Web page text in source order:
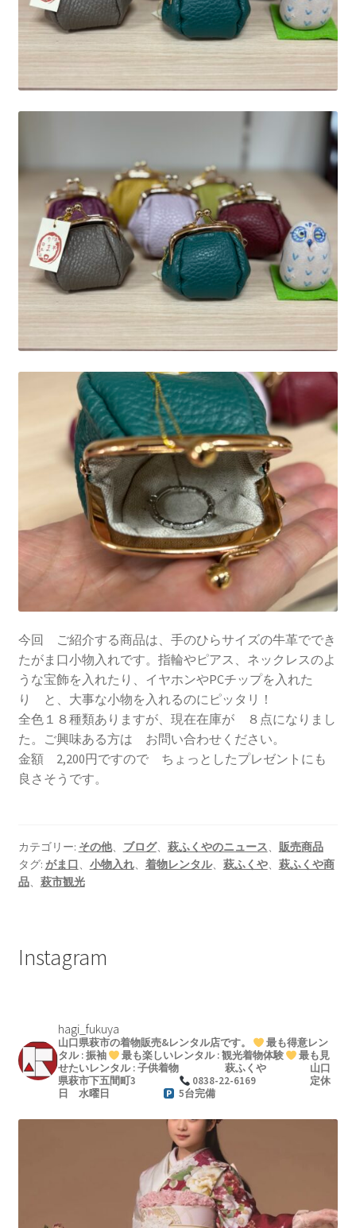
今回 ご紹介する商品は、手のひらサイズの牛革ででき
たがま口小物入れです。指輪やピアス、ネックレスのよ
うな宝飾を入れたり、イヤホンやPCチップを入れた
り と、大事な小物を入れるのにピッタリ！
全色１８種類ありますが、現在在庫が ８点になりまし
た。ご興味ある方は お問い合わせください。
金額 2,200円ですので ちょっとしたプレゼントにも
良さそうです。
カテゴリー: その他、 ブログ、 萩ふくやのニュース、 販売商品
タグ: がま口 、 小物入れ、 着物レンタル、 萩ふくや、 萩ふくや商
品、 萩市観光
Instagram
hagi_fukuya
山口県萩市の着物販売&レンタル店です。
最も得意レン
タル : 振袖
最も楽しいレンタル : 観光着物体験
最も見
せたいレンタル : 子供着物
萩ふくや山口
県萩市下五間町3
0838-22-6169定休
日 水曜日
5台完備